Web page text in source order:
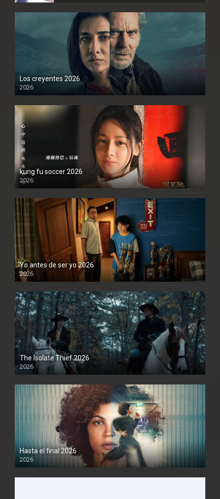
Los creyentes 2026
2026
1080P
kung fu soccer 2026
2026
1080P
Yo antes de ser yo 2026
2026
1080P
The Isolate Thief 2026
2026
1080P
Hasta el final 2026
2026
1080P